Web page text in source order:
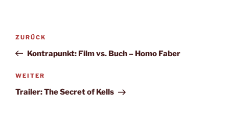
Beitragsnavigation
Vorheriger
Beitrag
ZURÜCK
Kontrapunkt: Film vs. Buch – Homo Faber
Nächster
Beitrag
WEITER
Trailer: The Secret of Kells